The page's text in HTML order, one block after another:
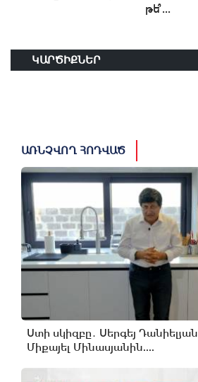
թե՞...
ԿԱՐԾԻՔՆԵՐ
ԱՌՆՉՎՈՂ ՀՈԴՎԱԾ
Ստի սկիզբը․ Սերգեյ
Միքայել Մինասյանին....